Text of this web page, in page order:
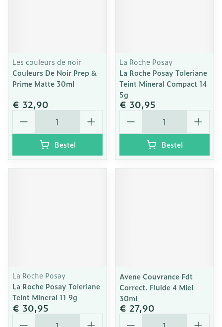
Les couleurs de noir
Couleurs De Noir Prep &
Prime Matte 30ml
€ 32,90
Aantal
Bestel
La Roche Posay
La Roche Posay Toleriane
Teint Mineral Compact 14
5g
€ 30,95
Aantal
Bestel
La Roche Posay
La Roche Posay Toleriane
Teint Mineral 11 9g
€ 30,95
Aantal
Avene Couvrance Fdt
Correct. Fluide 4 Miel
30ml
€ 27,90
Aantal